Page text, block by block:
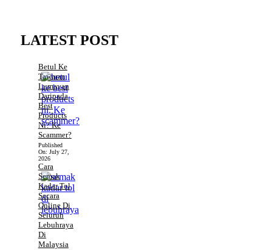
LATEST POST
Betul Ke
Tawaran
Lumayan
Daripada
Best
Products
Ni? Ke
Scammer?
Published
On: July 27,
2026
Cara
Semak
Kadar Tol
Secara
Online Di
Seluruh
Lebuhraya
Di
Malaysia